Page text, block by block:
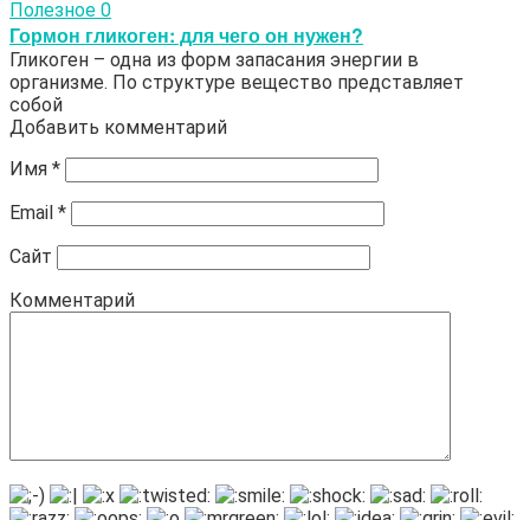
Полезное 0
Гормон гликоген: для чего он нужен?
Гликоген – одна из форм запасания энергии в
организме. По структуре вещество представляет
собой
Добавить комментарий
Имя *
Email *
Сайт
Комментарий